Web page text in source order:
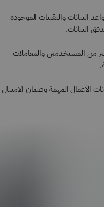
البيانات والتقنيات الموجودة
البيانات.
من المستخدمين والمعاملات
الأعمال المهمة وضمان الامتثال